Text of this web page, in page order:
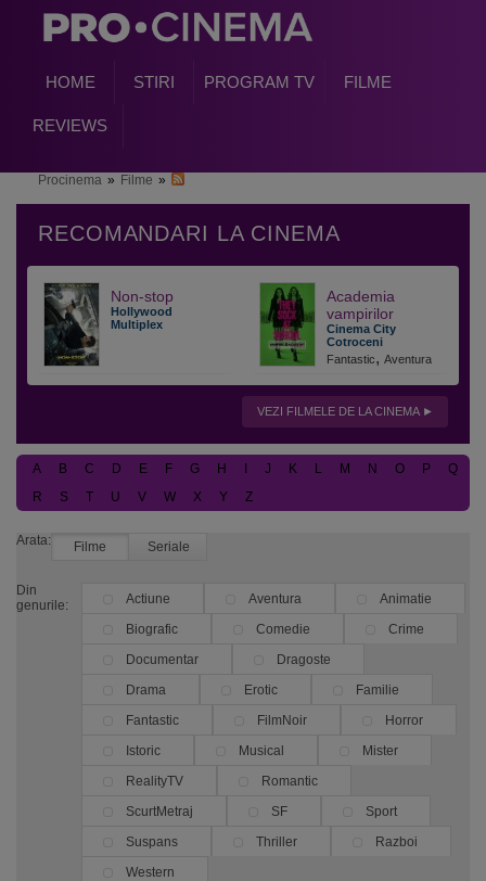
HOME STIRI PROGRAM TV FILME
REVIEWS
Procinema » Filme »
Non-stop
Hollywood
Multiplex
Academia
vampirilor
Cinema City
Cotroceni
Fantastic, Aventura
VEZI FILMELE DE LA CINEMA
A B C D E F G H J K L M N O P
Q
R
S T U V W X Y Z
Arata: Filme Seriale
Din
genurile:
Actiune Aventura
Animatie
Biografic
Comedie
Crime
Documentar
Dragoste
Drama
Erotic
Familie
Fantastic
FilmNoir
Horror
Istoric
Musical
Mister
RealityTV
Romantic
ScurtMetraj
SF
Sport
Suspans
Thriller
Razboi
Western